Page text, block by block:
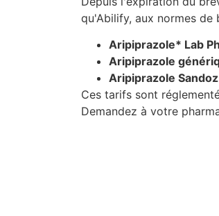
qu'Abilify, aux normes de
Aripiprazole* Lab
Aripiprazole
Aripiprazole
Ces tarifs sont
Demandez à votre